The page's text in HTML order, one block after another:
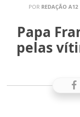
POR REDAÇÃO A12
Papa
pelas